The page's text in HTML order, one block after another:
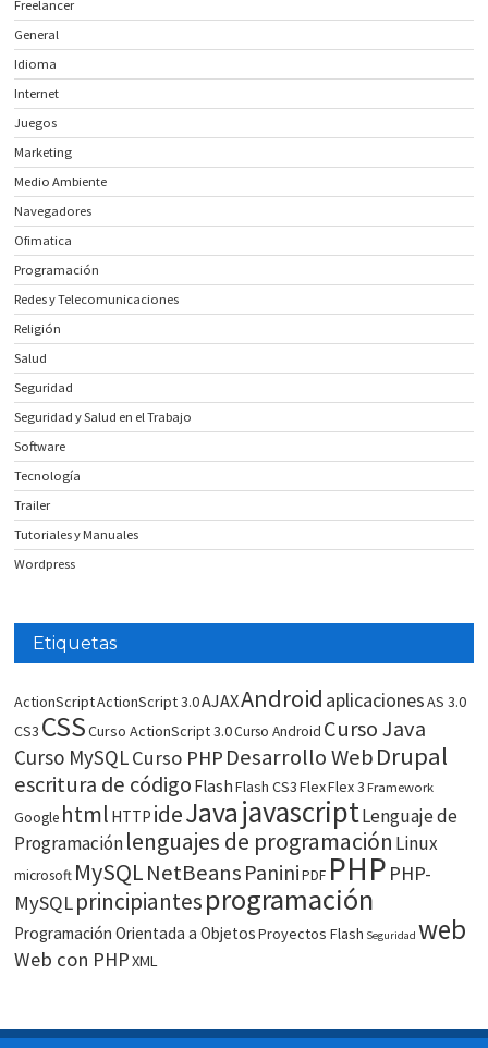
Freelancer
General
Idioma
Internet
Juegos
Marketing
Medio Ambiente
Navegadores
Ofimatica
Programación
Redes y Telecomunicaciones
Religión
Salud
Seguridad
Seguridad y Salud en el Trabajo
Software
Tecnología
Trailer
Tutoriales y Manuales
Wordpress
Etiquetas
ActionScriptActionScript 3.0AJAXAndroid aplicacionesAS 3.0
CS3 CSSCurso ActionScript 3.0Curso Android Curso Java
Curso MySQLCurso PHP Desarrollo WebDrupal
escritura de código FlashFlash CS3FlexFlex 3 Framework
Google html HTTP ideJavajavascriptLenguaje de
Programaciónlenguajes de programación Linux
microsoft MySQLNetBeans Panini PDF PHP PHP-
MySQLprincipiantesprogramación
Programación Orientada a ObjetosProyectos Flash Seguridad web
Web con PHPXML